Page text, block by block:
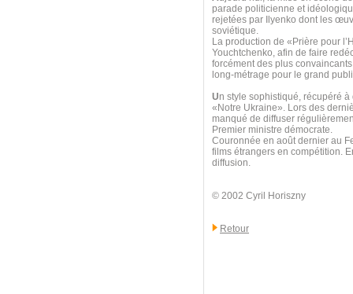
parade politicienne et
rejetées par Ilyenko dont les
soviétique.
La production de «Prière pour
Youchtchenko, afin de faire
forcément des plus
long-métrage pour le grand
Un style sophistiqué, récupéré
«Notre Ukraine». Lors des
manqué de diffuser
Premier ministre démocrate.
Couronnée en août dernier au
films étrangers en compétition.
diffusion.
© 2002 Cyril Horiszny
Retour